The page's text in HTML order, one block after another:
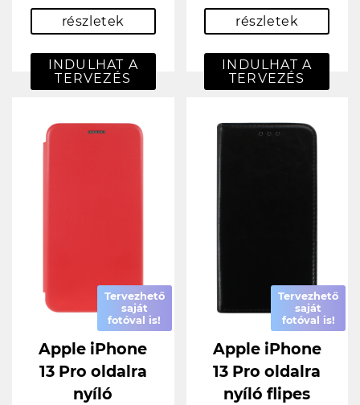
részletek
INDULHAT A
TERVEZÉS
részletek
INDULHAT A
TERVEZÉS
Tervezhető
saját
fotóval is!
Apple iPhone
13 Pro oldalra
nyíló
Tervezhető
saját
fotóval is!
Apple iPhone
13 Pro oldalra
nyíló flipes